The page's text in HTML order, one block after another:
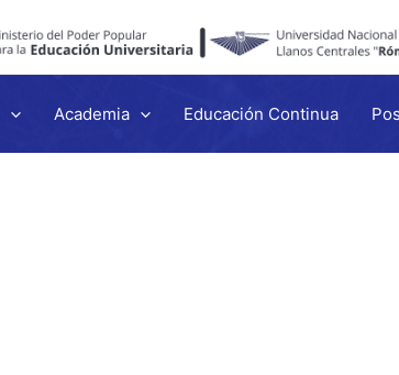
Academia Educación Continua